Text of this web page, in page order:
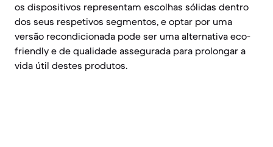
os dispositivos representam escolhas sólidas dentro
dos seus respetivos segmentos, e optar por uma
versão recondicionada pode ser uma alternativa eco-
friendly e de qualidade assegurada para prolongar a
vida útil destes produtos.